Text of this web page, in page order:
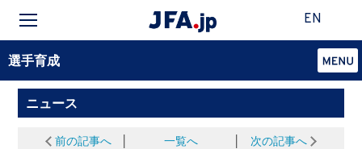
EN
選手育成
ニュース
前の記事へ 一覧へ 次の記事へ